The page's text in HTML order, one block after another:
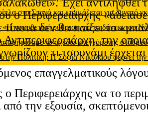
στο Σπανό και ετοιμάζεται για δυνατό
νομοθετική ρύθμιση για τα δάνεια
το σχέδιο ελεγχόμενης
Πολιτική: Η Σοφία Νικολάου φέρνει
Έχει αντιληφθεί
ο Περιφερειάρχης
δεν θα παίξει το
την
τι τσουνάμι
επαγγελματικούς
Περιφερειάρχης να το
από την εξουσία,